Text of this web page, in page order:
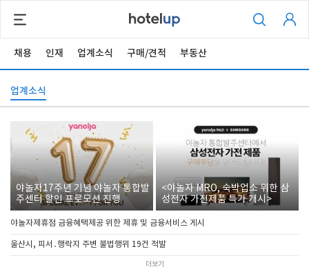
채용 인재 업계소식 구매/견적 부동산
업계소식
야놀자17주년 기념 야놀자 통합발
주센터 할인 프로모션 진행
<야놀자 MRO, 숙박업소 위한 삼
성전자 가전제품 특가 개시>
야놀자제휴점 금융혜택제공 위한 제휴 및 금융서비스 게시
울산시, 피서․행락지 주변 불법행위 19건 적발
더보기